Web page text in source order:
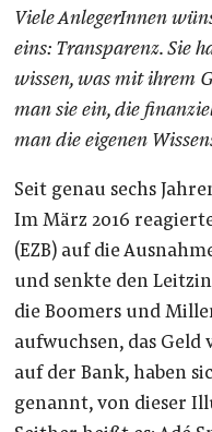
Viele AnlegerInnen
eins: Transparenz. Sie
wissen, was mit ihrem
man sie ein, die
man die eigenen
Seit genau sechs
Im März 2016
(EZB) auf die
und senkte den
die Boomers und
aufwuchsen, das
auf der Bank, haben
genannt, von dieser